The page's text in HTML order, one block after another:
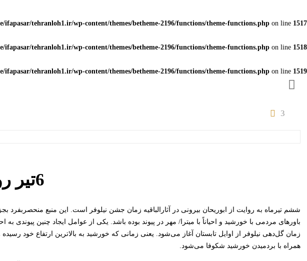
ifapasar/tehranloh1.ir/wp-content/themes/betheme-2196/functions/theme-functions.php on line 1517
ifapasar/tehranloh1.ir/wp-content/themes/betheme-2196/functions/theme-functions.php on line 1518
ifapasar/tehranloh1.ir/wp-content/themes/betheme-2196/functions/theme-functions.php on line 1519
3
6تیر روزجشن نیلوفر
ششم تیرماه به روایت از ابوریحان بیرونی در آثارالباقیه زمان جشن نیلوفر است. این منبع
باورهای مردمی با خورشید و احیاناً با میترا/ مهر در پیوند بوده باشد. یکی از عوامل ایجاد چنین
زمان گل‌دهی نیلوفر از اوایل تابستان آغاز می‌شود. یعنی زمانی که خورشید به بالاترین ارتفاع خود
همراه با بردمیدن خورشید شکوفا می‌شود.